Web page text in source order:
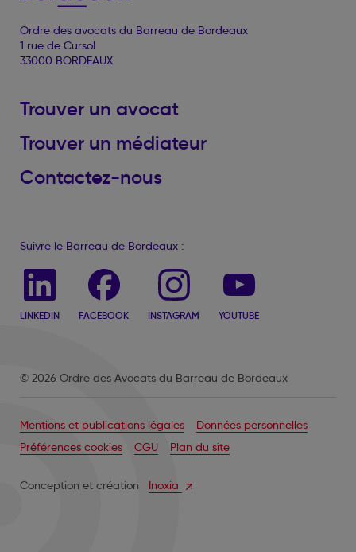
Ordre des avocats du Barreau de Bordeaux
1 rue de Cursol
33000 BORDEAUX
Trouver un avocat
Trouver un médiateur
Contactez-nous
Suivre le Barreau de Bordeaux :
LINKEDIN FACEBOOK INSTAGRAM YOUTUBE
© 2026 Ordre des Avocats du Barreau de Bordeaux
Mentions et publications légales
Données personnelles
Préférences cookies
CGU Plan du site
Conception et création Inoxia